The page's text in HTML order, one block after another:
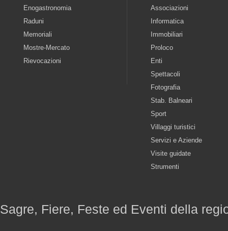
Enogastronomia
Raduni
Memoriali
Mostre-Mercato
Rievocazioni
Associazioni
Informatica
Immobiliari
Proloco
Enti
Spettacoli
Fotografia
Stab. Balneari
Sport
Villaggi turistici
Servizi e Aziende
Visite guidate
Strumenti
Sagre, Fiere, Feste ed Eventi della